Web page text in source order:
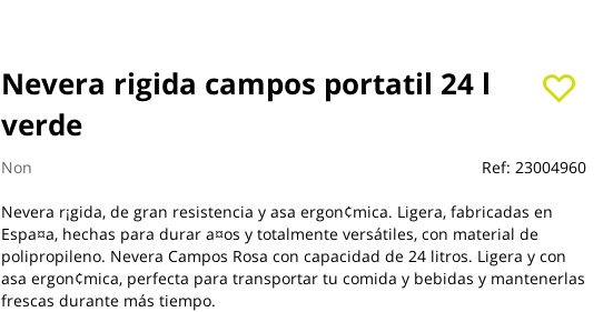
Nevera rigida campos portatil 24 l
verde
Non Ref: 23004960
Nevera r¡gida, de gran resistencia y asa ergon¢mica. Ligera, fabricadas en
Espa¤a, hechas para durar a¤os y totalmente versátiles, con material de
polipropileno. Nevera Campos Rosa con capacidad de 24 litros. Ligera y con
asa ergon¢mica, perfecta para transportar tu comida y bebidas y mantenerlas
frescas durante más tiempo.